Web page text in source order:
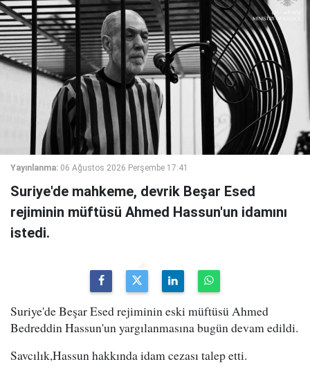
Yayınlanma: 06 Ağustos 2026 Perşembe 17:41
Suriye'de mahkeme, devrik Beşar Esed
rejiminin müftüsü Ahmed Hassun'un idamını
istedi.
Suriye'de Beşar Esed rejiminin eski müftüsü Ahmed
Bedreddin Hassun'un yargılanmasına bugün devam edildi.
Savcılık,Hassun hakkında idam cezası talep etti.